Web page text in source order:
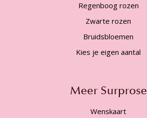
Regenboog rozen
Zwarte rozen
Bruidsbloemen
Kies je eigen aantal
Meer Surprose
Wenskaart